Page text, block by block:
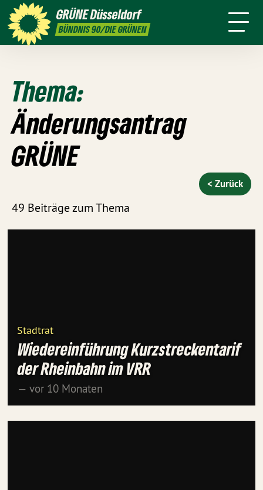
GRÜNEDüsseldorf
BÜNDNIS 90/DIE GRÜNEN
GRÜNFUNK Presse
Stadtbezirke Termine Mitmachen
Thema:
Änderungsantrag
GRÜNE
49 Beiträge zum Thema
< Zurück
Stadtrat
Wiedereinführung Kurzstreckentarif
der Rheinbahn im VRR
— vor 10 Monaten